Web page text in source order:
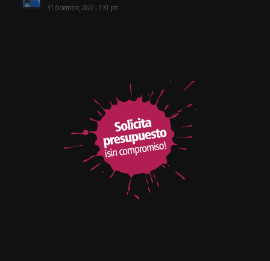
31 diciembre, 2022 - 7:31 pm